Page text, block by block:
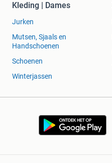
Kleding | Dames
Jurken
Mutsen, Sjaals en
Handschoenen
Schoenen
Winterjassen